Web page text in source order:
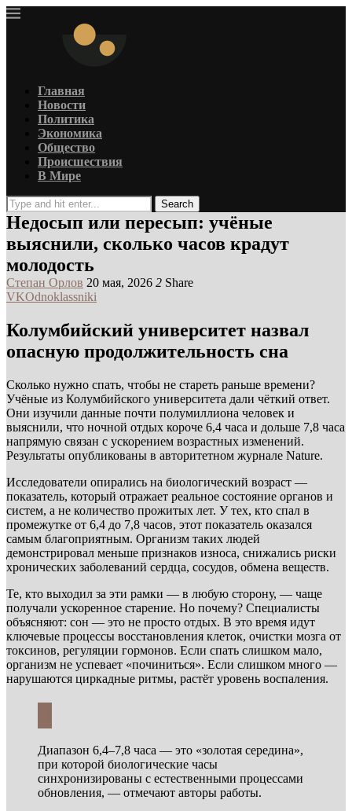
Главная
Новости
Политика
Экономика
Общество
Происшествия
В Мире
Search
Недосып или пересып: учёные
выяснили, сколько часов крадут
молодость
Степан Орлов 20 мая, 2026 2 Share
VKOdnoklassniki
Колумбийский университет назвал
опасную продолжительность сна
Сколько нужно спать, чтобы не стареть раньше времени?
Учёные из Колумбийского университета дали чёткий ответ.
Они изучили данные почти полумиллиона человек и
выяснили, что ночной отдых короче 6,4 часа и дольше 7,8 часа
напрямую связан с ускорением возрастных изменений.
Результаты опубликованы в авторитетном журнале Nature.
Исследователи опирались на биологический возраст —
показатель, который отражает реальное состояние органов и
систем, а не количество прожитых лет. У тех, кто спал в
промежутке от 6,4 до 7,8 часов, этот показатель оказался
самым благоприятным. Организм таких людей
демонстрировал меньше признаков износа, снижались риски
хронических заболеваний сердца, сосудов, обмена веществ.
Те, кто выходил за эти рамки — в любую сторону, — чаще
получали ускоренное старение. Но почему? Специалисты
объясняют: сон — это не просто отдых. В это время идут
ключевые процессы восстановления клеток, очистки мозга от
токсинов, регуляции гормонов. Если спать слишком мало,
организм не успевает «починиться». Если слишком много —
нарушаются циркадные ритмы, растёт уровень воспаления.
Диапазон 6,4–7,8 часа — это «золотая середина»,
при которой биологические часы
синхронизированы с естественными процессами
обновления, — отмечают авторы работы.